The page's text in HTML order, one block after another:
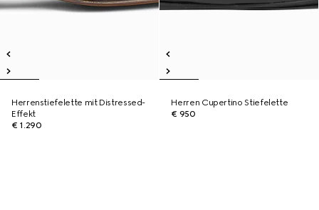
Herrenstiefelette mit Distressed-
Effekt
€ 1.290
Herren Cupertino Stiefelette
€ 950